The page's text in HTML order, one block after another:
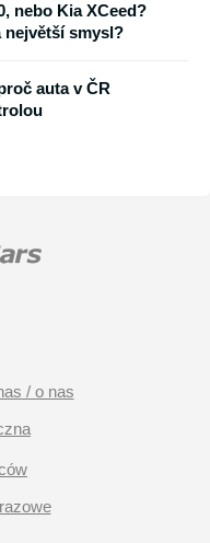
nebo Kia XCeed?
největší smysl?
auta v ČR
/ o nas